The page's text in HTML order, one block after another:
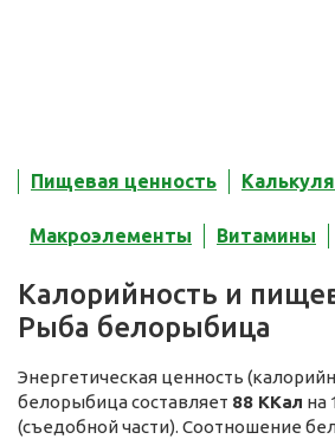
Пищевая ценность
Макроэлементы Витамины
Калорийность и
Рыба белорыбица
Энергетическая ценность
белорыбица составляет 88 ККал на
(съедобной части). Соотношение